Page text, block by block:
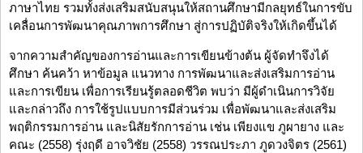
ภาษาไทย รวมทั้งส่งเสริมสนับสนุนให้สถานศึกษามีกลยุทธ์ในการขับ
เคลื่อนการพัฒนาคุณภาพการศึกษา สู่การปฏิบัติจริงให้เกิดขึ้นได้
จากความสำคัญของการอ่านและการเขียนข้างต้น ผู้จัดทำจึงได้
ศึกษา ค้นคว้า หาข้อมูล แนวทาง การพัฒนาและส่งเสริมการอ่าน
และการเขียน เพื่อการเรียนรู้ตลอดชีวิต พบว่า มีผู้ดำเนินการวิจัย
และกล่าวถึง การใช้รูปแบบการมีส่วนร่วม เพื่อพัฒนาและส่งเสริม
พฤติกรรมการอ่าน และนิสัยรักการอ่าน เช่น เพียงแข ภูผายาง และ
คณะ (2558) รุ่งฤดี อาจวิชัย (2558) วรรณประภา ภูดวงจิตร (2561)